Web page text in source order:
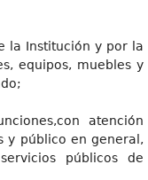
la Institución y por la
equipos, muebles y
atención
y público en general,
públicos de